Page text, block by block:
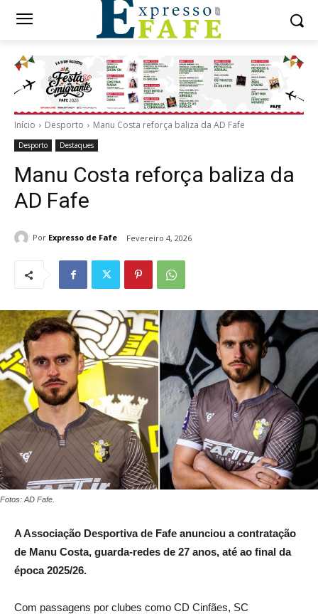
Início Desporto Manu Costa reforça baliza da AD Fafe
Desporto Destaques
Manu Costa reforça baliza da
AD Fafe
Por Expresso de Fafe Fevereiro 4, 2026
Fotos: AD Fafe.
A Associação Desportiva de Fafe anunciou a contratação
de Manu Costa, guarda-redes de 27 anos, até ao final da
época 2025/26.
Com passagens por clubes como CD Cinfães, SC